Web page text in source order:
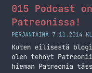
(http://
Audio-Technica
Behringer HA400
(http://
Behringer U-Control
(http://
015 Podcast
Patreonissa!
PERJANTAINA 7.11.2014
Kuten eilisestä
olen tehnyt
hieman Patreonia